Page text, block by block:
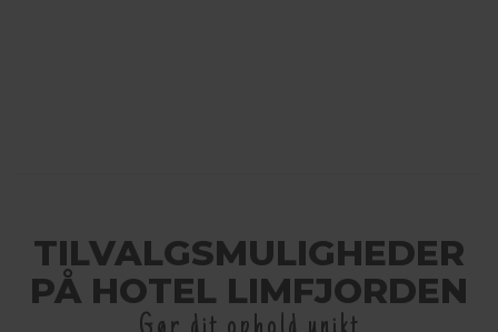
TILVALGSMULIGHEDER
PÅ HOTEL LIMFJORDEN